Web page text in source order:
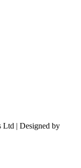
Ltd | Designed by